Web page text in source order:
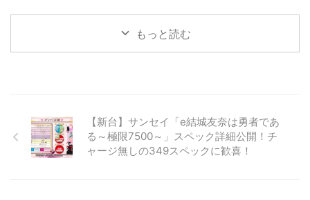
もっと読む
【新台】サンセイ「e結城友奈は勇者であ
る～極限7500～」スペック詳細公開！チ
ャージ無しの349スペックに歓喜！